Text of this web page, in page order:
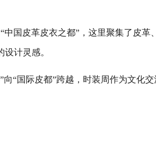
国皮革皮衣之都”，这里聚集了皮革
计灵感。
“国际皮都”跨越，时装周作为文化交